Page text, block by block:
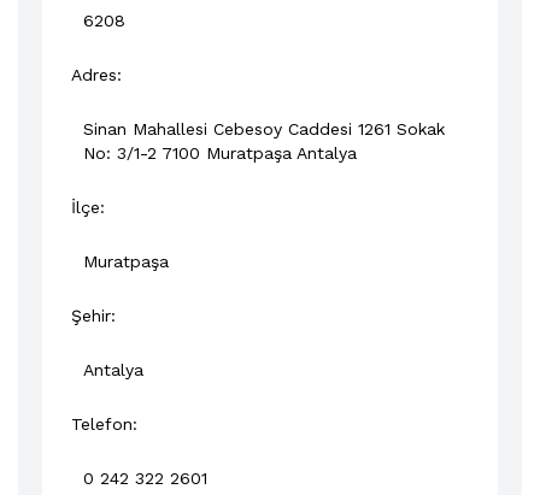
6208
Adres:
Sinan Mahallesi Cebesoy Caddesi 1261 Sokak
No: 3/1-2 7100 Muratpaşa Antalya
İlçe:
Muratpaşa
Şehir:
Antalya
Telefon:
0 242 322 2601